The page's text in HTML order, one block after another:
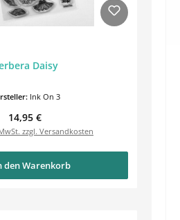
Daisy
Ink On 3
Regulärer Preis:
14,95 €
zzgl. Versandkosten
den Warenkorb